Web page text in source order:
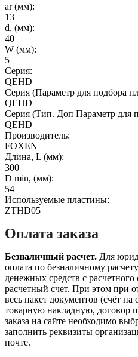
ar (мм):
13
d, (мм):
40
W (мм):
5
Серия:
QEHD
Серия (Параметр для подбора
QEHD
Серия (Тип. Доп Параметр для
QEHD
Производитель:
FOXEN
Длина, L (мм):
300
D min, (мм):
54
Используемые пластины:
ZTHD05
Оплата заказа
Безналичный расчет. Для
оплата по безналичному
денежных средств с
расчетный счет. При этом при
весь пакет документов (счёт на
товарную накладную, договор
заказа на сайте необходимо
заполнить реквизиты
почте.